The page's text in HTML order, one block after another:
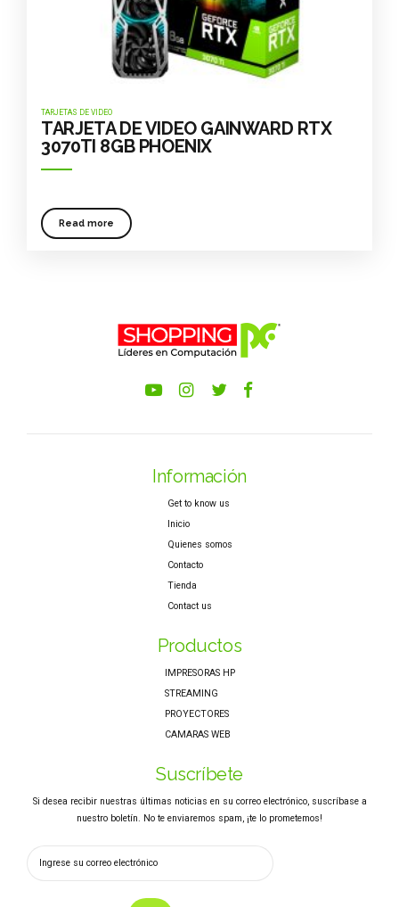
TARJETAS DE VIDEO
TARJETA DE VIDEO GAINWARD RTX
3070TI 8GB PHOENIX
Read more
Información
Get to know us
Inicio
Quienes somos
Contacto
Tienda
Contact us
Productos
IMPRESORAS HP
STREAMING
PROYECTORES
CAMARAS WEB
Suscríbete
Si desea recibir nuestras últimas noticias en su correo electrónico, suscríbase a
nuestro boletín. No te enviaremos spam, ¡te lo prometemos!